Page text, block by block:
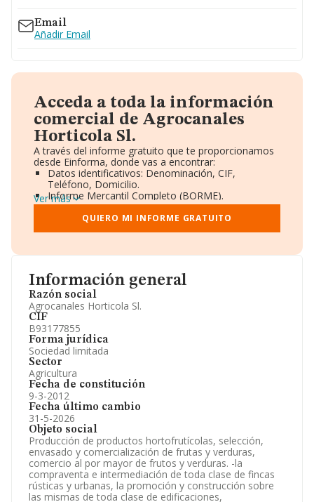
Información general
Razón social
Agrocanales Horticola Sl.
CIF
B93177855
Forma jurídica
Sociedad limitada
Sector
Agricultura
Fecha de constitución
9-3-2012
Fecha último cambio
31-5-2026
Objeto social
Producción de productos hortofrutícolas, selección,
envasado y comercialización de frutas y verduras,
comercio al por mayor de frutos y verduras. -la
compraventa e intermediación de toda clase de fincas
rústicas y urbanas, la promoción y construcción sobre
las mismas de toda clase de edificaciones,
Email
Añadir Email
Acceda a toda la información
comercial de Agrocanales
Horticola Sl.
A través del informe gratuito que te proporcionamos
desde Einforma, donde vas a encontrar:
Datos identificativos: Denominación, CIF,
Teléfono, Domicilio.
Informe Mercantil Completo (BORME).
Gráficos de Evolución Ventas y Empleados.
Consejo de Administración y Administradores.
Directivos y Ejecutivos.
Información oficial y registral complementaria.
Ver más
QUIERO MI INFORME GRATUITO